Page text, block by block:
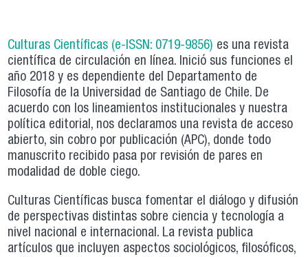
Culturas Científicas (e-ISSN: 0719-9856) es una revista
científica de circulación en línea. Inició sus funciones el
año 2018 y es dependiente del Departamento de
Filosofía de la Universidad de Santiago de Chile. De
acuerdo con los lineamientos institucionales y nuestra
política editorial, nos declaramos una revista de acceso
abierto, sin cobro por publicación (APC), donde todo
manuscrito recibido pasa por revisión de pares en
modalidad de doble ciego.
Culturas Científicas busca fomentar el diálogo y difusión
de perspectivas distintas sobre ciencia y tecnología a
nivel nacional e internacional. La revista publica
artículos que incluyen aspectos sociológicos, filosóficos,